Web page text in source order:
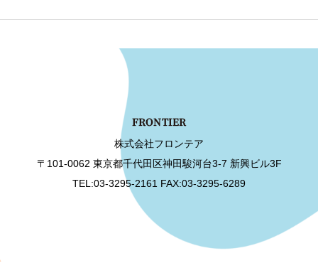
株式会社フロンテア
〒101-0062 東京都千代田区神田駿河台3-7 新興ビル3F
TEL:03-3295-2161 FAX:03-3295-6289